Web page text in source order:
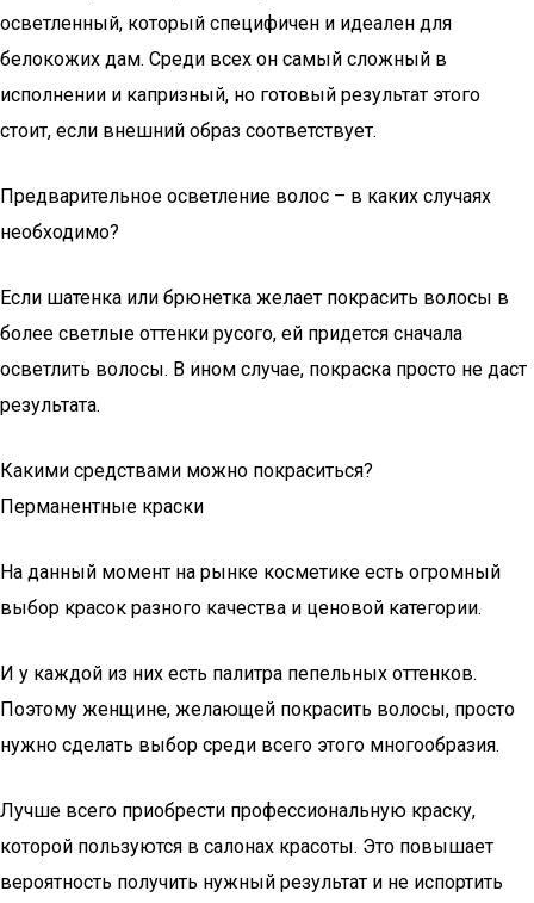
осветленный, который специфичен и идеален для
белокожих дам. Среди всех он самый сложный в
исполнении и капризный, но готовый результат этого
стоит, если внешний образ соответствует.
Предварительное осветление волос – в каких случаях
необходимо?
Если шатенка или брюнетка желает покрасить волосы в
более светлые оттенки русого, ей придется сначала
осветлить волосы. В ином случае, покраска просто не даст
результата.
Какими средствами можно покраситься?
Перманентные краски
На данный момент на рынке косметике есть огромный
выбор красок разного качества и ценовой категории.
И у каждой из них есть палитра пепельных оттенков.
Поэтому женщине, желающей покрасить волосы, просто
нужно сделать выбор среди всего этого многообразия.
Лучше всего приобрести профессиональную краску,
которой пользуются в салонах красоты. Это повышает
вероятность получить нужный результат и не испортить